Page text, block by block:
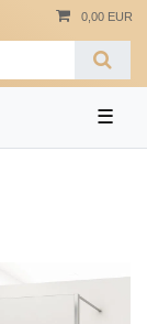
0,00 EUR
☰